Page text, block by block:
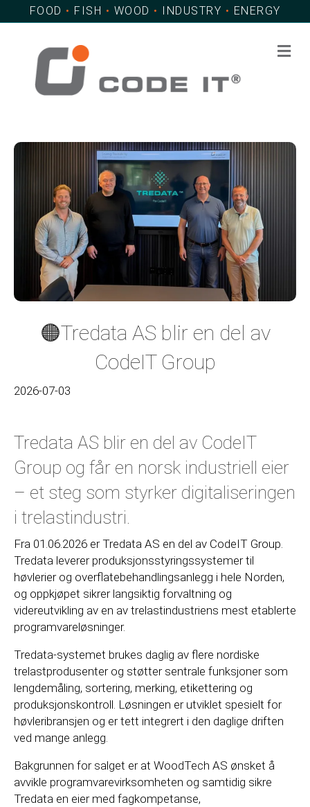
FOOD • FISH • WOOD • INDUSTRY • ENERGY
🟠Tredata AS blir en del av
CodeIT Group
2026-07-03
Tredata AS blir en del av CodeIT
Group og får en norsk industriell eier
– et steg som styrker digitaliseringen
i trelastindustri.
Fra 01.06.2026 er Tredata AS en del av CodeIT Group.
Tredata leverer produksjonsstyringssystemer til
høvlerier og overflatebehandlingsanlegg i hele Norden,
og oppkjøpet sikrer langsiktig forvaltning og
videreutvikling av en av trelastindustriens mest etablerte
programvareløsninger.
Tredata-systemet brukes daglig av flere nordiske
trelastprodusenter og støtter sentrale funksjoner som
lengdemåling, sortering, merking, etikettering og
produksjonskontroll. Løsningen er utviklet spesielt for
høvleribransjen og er tett integrert i den daglige driften
ved mange anlegg.
Bakgrunnen for salget er at WoodTech AS ønsket å
avvikle programvarevirksomheten og samtidig sikre
Tredata en eier med fagkompetanse,